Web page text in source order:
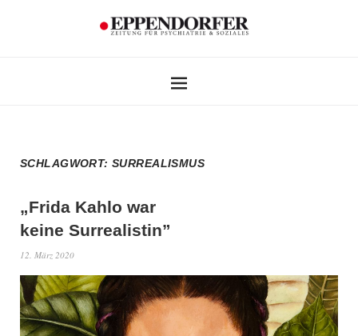
SCHLAGWORT:SURREALISMUS
„Frida Kahlo war
keine Surrealistin”
12. März 2020